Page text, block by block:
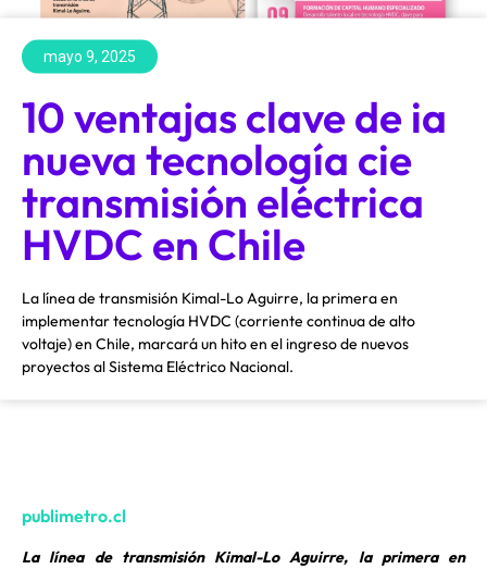
mayo 9, 2025
10 ventajas clave de ia
nueva tecnología cie
transmisión eléctrica
HVDC en Chile
La línea de transmisión Kimal-Lo Aguirre, la primera en
implementar tecnología HVDC (corriente continua de alto
voltaje) en Chile, marcará un hito en el ingreso de nuevos
proyectos al Sistema Eléctrico Nacional.
publimetro.cl
La línea de transmisión Kimal-Lo Aguirre, la primera en